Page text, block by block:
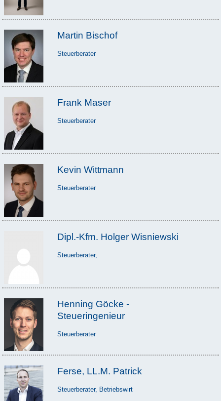
Martin Bischof
Steuerberater
Frank Maser
Steuerberater
Kevin Wittmann
Steuerberater
Dipl.-Kfm. Holger Wisniewski
Steuerberater,
Henning Göcke -
Steueringenieur
Steuerberater
Ferse, LL.M. Patrick
Steuerberater, Betriebswirt